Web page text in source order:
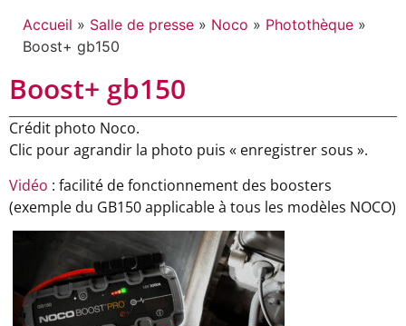
Accueil » Salle de presse » Noco » Photothèque »
Boost+ gb150
Boost+ gb150
Crédit photo Noco.
Clic pour agrandir la photo puis « enregistrer sous ».
Vidéo : facilité de fonctionnement des boosters
(exemple du GB150 applicable à tous les modèles NOCO)